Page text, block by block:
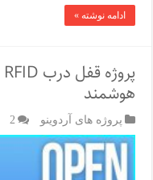
ادامه نوشته »
هوشمند
پروژه های آردوینو 2